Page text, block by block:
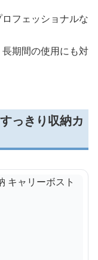
フェッショナルな
期間の使用にも対
っきり収納カ